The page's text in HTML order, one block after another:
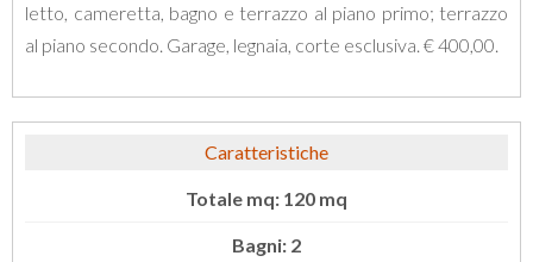
letto, cameretta, bagno e terrazzo al piano primo; terrazzo
al piano secondo. Garage, legnaia, corte esclusiva. € 400,00.
Caratteristiche
Totale mq: 120 mq
Bagni: 2